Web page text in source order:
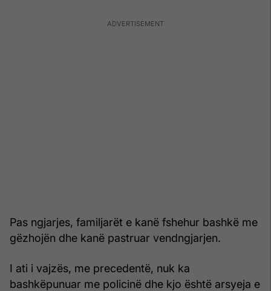
Pas ngjarjes, familjarët e kanë fshehur bashkë me
gëzhojën dhe kanë pastruar vendngjarjen.
I ati i vajzës, me precedentë, nuk ka
bashkëpunuar me policinë dhe kjo është arsyeja e